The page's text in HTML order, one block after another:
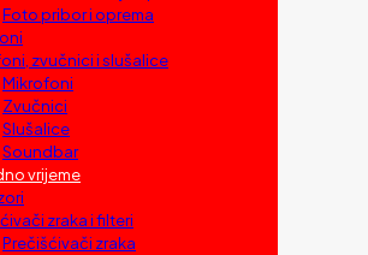
Foto pribor i oprema
zvučnici i slušalice
Mikrofoni
Zvučnici
Slušalice
Soundbar
vrijeme
zraka i filteri
Prečišćivači zraka